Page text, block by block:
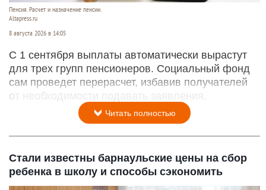
Пенсия. Расчет и назначение пенсии.
Altapress.ru
8 августа 2026 в 14:05
С 1 сентября выплаты автоматически вырастут
для трех групп пенсионеров. Социальный фонд
сам проведет перерасчет, избавив получателей
от необходимости подавать заявления.
Читать полностью
Стали известны барнаульские цены на сбор
ребенка в школу и способы сэкономить